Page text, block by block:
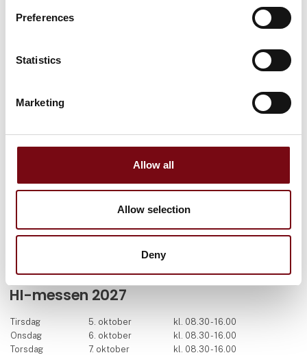
Preferences
Statistics
Marketing
Allow all
Allow selection
Deny
HI Tech & Industry Scandinavia – industriens mødested for viden,
MCH Messecenter Herning
Danmark
HI-messen 2027
Tirsdag 5. oktober
kl. 08.30 - 16.00
Onsdag
6. oktober
kl. 08.30 - 16.00
Torsdag
7. oktober kl. 08.30 - 16.00